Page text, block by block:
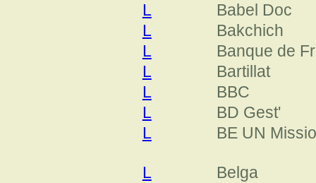
L
Babel Doc
L
Bakchich
L
Banque de
L
Bartillat
L
BBC
L
BD Gest'
L
BE UN
L
Belga